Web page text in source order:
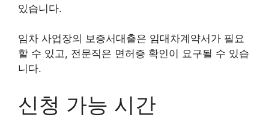
있습니다.
임차 사업장의 보증서대출은 임대차계약서가 필요
할 수 있고, 전문직은 면허증 확인이 요구될 수 있습
니다.
신청 가능 시간